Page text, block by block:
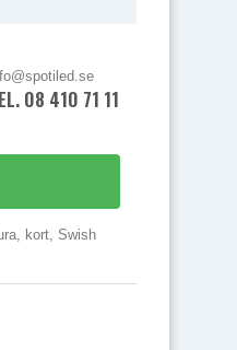
08 410 71 111
kort, Swish